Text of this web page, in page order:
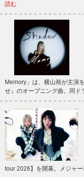
読む
Memory」は、横山裕が主演
せ』のオープニング曲。同
tour 2026】を開幕。メジャ